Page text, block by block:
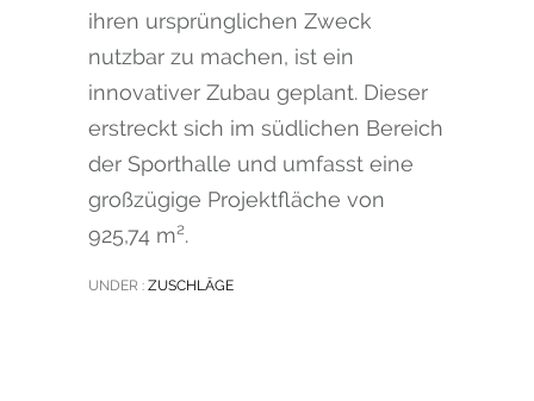
ihren ursprünglichen Zweck
nutzbar zu machen, ist ein
innovativer Zubau geplant. Dieser
erstreckt sich im südlichen Bereich
der Sporthalle und umfasst eine
großzügige Projektfläche von
925,74 m².
UNDER : ZUSCHLÄGE